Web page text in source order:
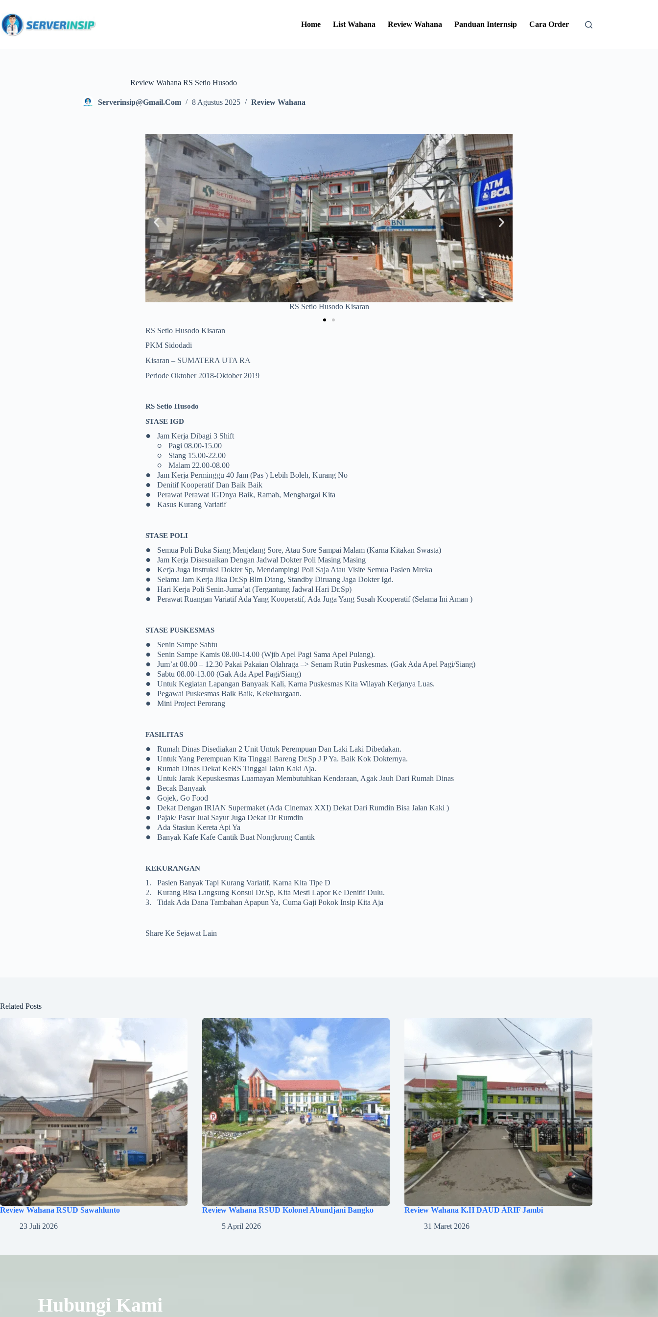
Home List Wahana Review Wahana Panduan Internsip Cara Order
Review Wahana RS Setio Husodo
Serverinsip@gmail.com 8 Agustus 2025 Review Wahana
PKM Sidodadi
RS Setio Husodo Kisaran
PKM Sidodadi
Kisaran – SUMATERA UTA RA
Periode Oktober 2018-Oktober 2019
RS Setio Husodo
STASE IGD
• Jam Kerja Dibagi 3 Shift
◦ Pagi 08.00-15.00
◦ Siang 15.00-22.00
◦ Malam 22.00-08.00
• Jam Kerja Perminggu 40 Jam (pas ) Lebih Boleh, Kurang No
• Denitif Kooperatif Dan Baik Baik
• Perawat Perawat IGDnya Baik, Ramah, Menghargai Kita
• Kasus Kurang Variatif
STASE POLI
• Semua Poli Buka Siang Menjelang Sore, Atau Sore Sampai Malam (karna Kitakan Swasta)
• Jam Kerja Disesuaikan Dengan Jadwal Dokter Poli Masing Masing
• Kerja Juga Instruksi Dokter Sp, Mendampingi Poli Saja Atau Visite Semua Pasien Mreka
• Selama Jam Kerja Jika Dr.Sp Blm Dtang, Standby Diruang Jaga Dokter Igd.
• Hari Kerja Poli Senin-Juma’at (tergantung Jadwal Hari Dr.Sp)
• Perawat Ruangan Variatif Ada Yang Kooperatif, Ada Juga Yang Susah Kooperatif (selama Ini Aman )
STASE PUSKESMAS
• Senin Sampe Sabtu
• Senin Sampe Kamis 08.00-14.00 (wjib Apel Pagi Sama Apel Pulang).
• Jum’at 08.00 – 12.30 Pakai Pakaian Olahraga –> Senam Rutin Puskesmas. (gak Ada Apel Pagi/siang)
• Sabtu 08.00-13.00 (gak Ada Apel Pagi/siang)
• Untuk Kegiatan Lapangan Banyaak Kali, Karna Puskesmas Kita Wilayah Kerjanya Luas.
• Pegawai Puskesmas Baik Baik, Kekeluargaan.
• Mini Project Perorang
FASILITAS
• Rumah Dinas Disediakan 2 Unit Untuk Perempuan Dan Laki Laki Dibedakan.
• Untuk Yang Perempuan Kita Tinggal Bareng Dr.sp J P Ya. Baik Kok Dokternya.
• Rumah Dinas Dekat KeRS Tinggal Jalan Kaki Aja.
• Untuk Jarak Kepuskesmas Luamayan Membutuhkan Kendaraan, Agak Jauh Dari Rumah Dinas
• Becak Banyaak
• Gojek, Go Food
• Dekat Dengan IRIAN Supermaket (ada Cinemax XXI) Dekat Dari Rumdin Bisa Jalan Kaki )
• Pajak/ Pasar Jual Sayur Juga Dekat Dr Rumdin
• Ada Stasiun Kereta Api Ya
• Banyak Kafe Kafe Cantik Buat Nongkrong Cantik
KEKURANGAN
1.
Pasien Banyak Tapi Kurang Variatif, Karna Kita Tipe D
2.
Kurang Bisa Langsung Konsul Dr.sp, Kita Mesti Lapor Ke Denitif Dulu.
3.
Tidak Ada Dana Tambahan Apapun Ya, Cuma Gaji Pokok Insip Kita Aja
Share Ke Sejawat Lain
Related Posts
Review Wahana RSUD Sawahlunto
23 Juli 2026
Review Wahana RSUD Kolonel Abundjani Bangko
5 April 2026
Review Wahana K.H DAUD ARIF Jambi
31 Maret 2026
Hubungi Kami